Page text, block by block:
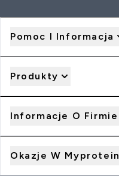
Pomoc I Informacja
Produkty
Informacje O Firmie
Okazje W Myprotein